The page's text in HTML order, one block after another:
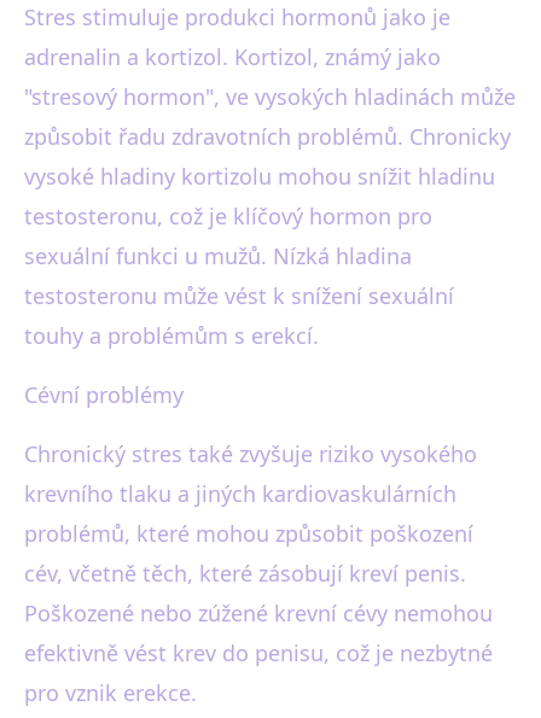
Stres stimuluje produkci hormonů jako je
adrenalin a kortizol. Kortizol, známý jako
"stresový hormon", ve vysokých hladinách může
způsobit řadu zdravotních problémů. Chronicky
vysoké hladiny kortizolu mohou snížit hladinu
testosteronu, což je klíčový hormon pro
sexuální funkci u mužů. Nízká hladina
testosteronu může vést k snížení sexuální
touhy a problémům s erekcí.
Cévní problémy
Chronický stres také zvyšuje riziko vysokého
krevního tlaku a jiných kardiovaskulárních
problémů, které mohou způsobit poškození
cév, včetně těch, které zásobují kreví penis.
Poškozené nebo zúžené krevní cévy nemohou
efektivně vést krev do penisu, což je nezbytné
pro vznik erekce.